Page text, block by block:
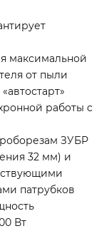
максимальной
от пыли
работы с
ЗУБР
32 мм) и
патрубков
Вт